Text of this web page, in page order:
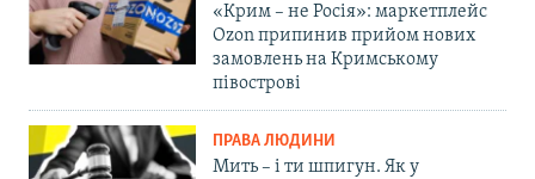
«Крим – не Росія»: маркетплейс
Ozon припинив прийом нових
замовлень на Кримському
півострові
ПРАВА ЛЮДИНИ
Мить – і ти шпигун. Як у